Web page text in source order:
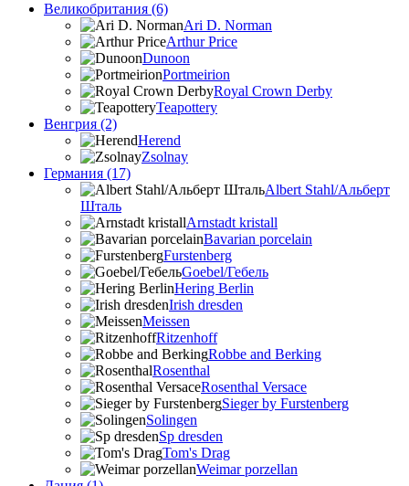
Великобритания (6)
Ari D. Norman
Arthur Price
Dunoon
Portmeirion
Royal Crown Derby
Teapottery
Венгрия (2)
Herend
Zsolnay
Германия (17)
Albert Stahl/Альбеpт
Шталь
Arnstadt kristall
Bavarian porcelain
Furstenberg
Goebel/Гебель
Hering Berlin
Irish dresden
Meissen
Ritzenhoff
Robbe and Berking
Rosenthal
Rosenthal Versace
Sieger by Furstenberg
Solingen
Sp dresden
Tom's Drag
Weimar porzellan